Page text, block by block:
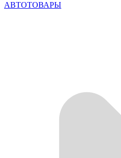
АВТОТОВАРЫ